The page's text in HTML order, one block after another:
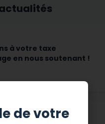
à votre taxe
en nous soutenant !
de votre